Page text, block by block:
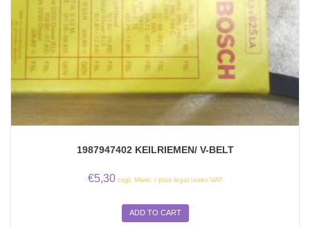
1987947402 KEILRIEMEN/ V-BELT
€5,30 zzgl. Mwst. / plus legal taxes VAT
ADD TO CART